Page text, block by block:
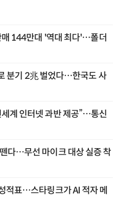
매 144만대 '역대 최다'…폴더
분기 2兆 벌었다…한국도 사
계 인터넷 과반 제공”…통신
다…무선 마이크 대상 실증 착
적표…스타링크가 AI 적자 메